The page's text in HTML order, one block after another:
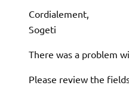
Cordialement,
Sogeti
There was a problem
Please review the